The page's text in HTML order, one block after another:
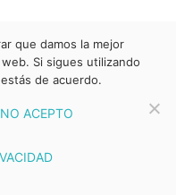
que damos la mejor
Si sigues utilizando
de acuerdo.
NO ACEPTO